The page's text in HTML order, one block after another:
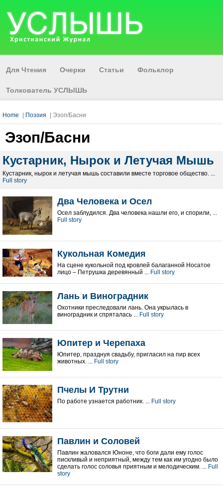
Для Чтения Очерки Статьи Фольклор
Толкователь УСЛЫШЬ
Home Поэзия | Эзоп/Басни
Эзоп/Басни
Кустарник, Нырок и Летучая Мышь
Кустарник, нырок и летучая мышь составили вместе торговое общество. ...
Full story
Два Человека и Осел
Осел заблудился. Два человека нашли его, и спорили, ...
Full story
Кукольная Комедия
На сцене кукольной под кровлей балаганной Носатое
лицо – Петрушка деревянный ... Full story
Лань и Виноградник
Охотники преследовали лань. Она укрылась в
виноградник и спряталась ... Full story
Юпитер и Черепаха
Юпитер, празднуя свадьбу, пригласил на пир всех
животных. ... Full story
Пчелы И Трутни
По работе узнается работник. ... Full story
Павлин и Соловей
Павлин жаловался Юноне, что боги дали ему голос
пискливый и неприятный, между тем как им угодно было
сделать голос соловья приятным и мелодическим. ... Full
story